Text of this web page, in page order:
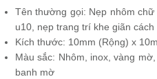
Tên thường gọi: Nẹp nhôm
u10, nẹp trang trí khe giãn cách
Kích thước: 10mm (Rộng) x
Màu sắc: Nhôm, inox, vàng
banh mờ